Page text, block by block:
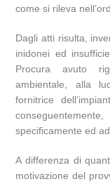
come si rileva
Dagli atti risulta,
inidonei ed
Procura avuto
ambientale, alla
fornitrice
specificamente ed
A differenza di
motivazione del